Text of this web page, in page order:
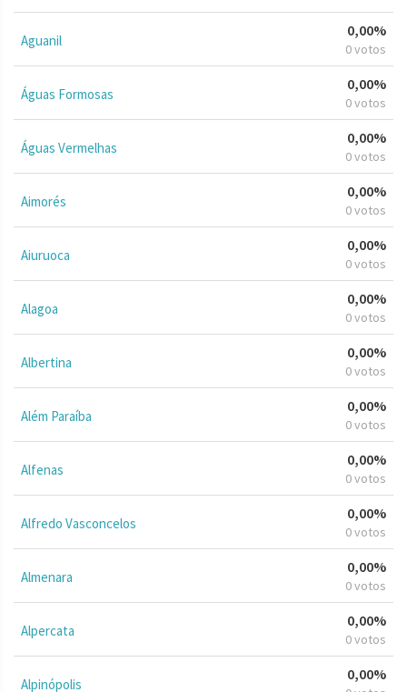
Aguanil
0,00%
0 votos
Águas Formosas
0,00%
0 votos
Águas Vermelhas
0,00%
0 votos
Aimorés
0,00%
0 votos
Aiuruoca
0,00%
0 votos
Alagoa
0,00%
0 votos
Albertina
0,00%
0 votos
Além Paraíba
0,00%
0 votos
Alfenas
0,00%
0 votos
Alfredo Vasconcelos
0,00%
0 votos
Almenara
0,00%
0 votos
Alpercata
0,00%
0 votos
Alpinópolis
0,00%